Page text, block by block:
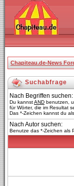
Chapiteau.de-News
Suchabfrage
Nach Begriffen suchen:
Du kannstAND benutzen,
für Wörter, die im Resultat
Das *-Zeichen kannst du
Nach Autor suchen:
Benutze das *-Zeichen als